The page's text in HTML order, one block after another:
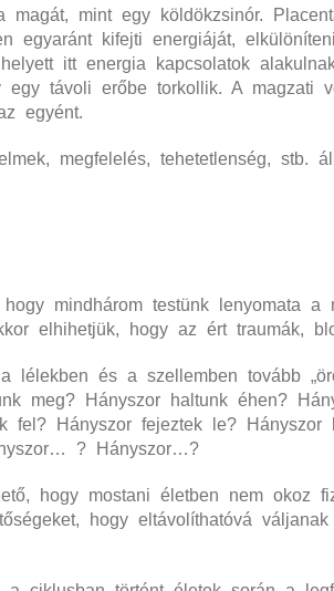
mint egy köldökzsinór.
egyaránt kifejti energiáját,
itt energia kapcsolatok
távoli erőbe torkollik. A magzati
egyént.
megfelelés, tehetetlenség, stb.
mindhárom testünk lenyomata a
elhihetjük, hogy az ért traumák,
és a szellemben tovább
meg? Hányszor haltunk éhen?
fel? Hányszor fejeztek le?
? Hányszor…?
hogy mostani életben nem
hogy eltávolíthatóvá